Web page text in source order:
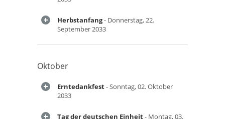
Herbstanfang- Donnerstag, 22.
September 2033
Oktober
Erntedankfest- Sonntag, 02. Oktober
2033
Tag der deutschen Einheit- Montag, 03.